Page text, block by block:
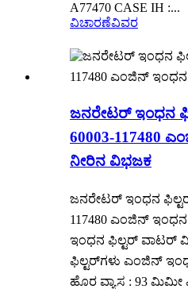
A77470 CASE IH :...
ವಿಚಾರಣೆವಿವರ
ಜನರೇಟರ್ ಇಂಧನ
60003-117480
ನೀರಿನ ವಿಭಜಕ
ಜನರೇಟರ್ ಇಂಧನ
117480 ಎಂಜಿನ್
ಇಂಧನ ಫಿಲ್ಟರ್ ವಾಟರ್
ಫಿಲ್ಟರ್‌ಗಳು ಎಂಜಿನ್
ಹೊರ ವ್ಯಾಸ : 93 ಮಿಮೀ